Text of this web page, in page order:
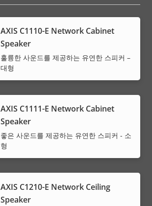
AXIS C1110-E Network Cabinet
Speaker
훌륭한 사운드를 제공하는 유연한 스피커 –
대형
AXIS C1111-E Network Cabinet
Speaker
좋은 사운드를 제공하는 유연한 스피커 - 소
형
AXIS C1210-E Network Ceiling
Speaker